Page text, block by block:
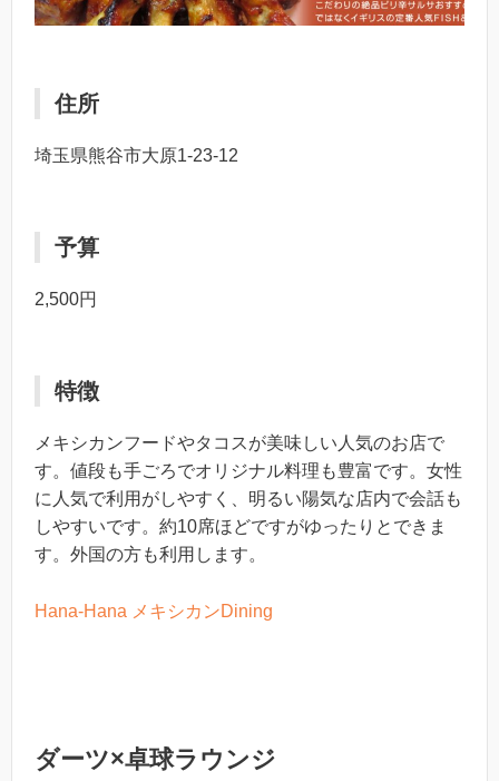
住所
埼玉県熊谷市大原1-23-12
予算
2,500円
特徴
メキシカンフードやタコスが美味しい人気のお店で
す。値段も手ごろでオリジナル料理も豊富です。女性
に人気で利用がしやすく、明るい陽気な店内で会話も
しやすいです。約10席ほどですがゆったりとできま
す。外国の方も利用します。
Hana-Hana メキシカンDining
ダーツ×卓球ラウンジ